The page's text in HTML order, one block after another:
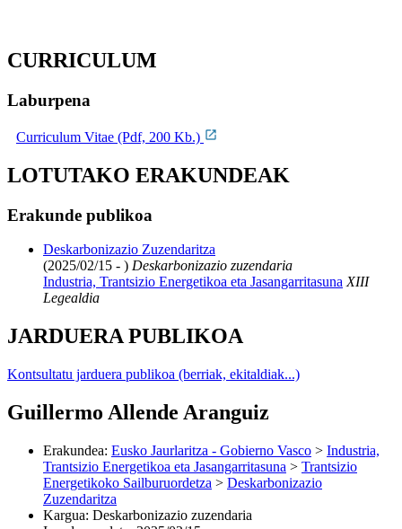
CURRICULUM
Laburpena
Curriculum Vitae (Pdf, 200 Kb.)
LOTUTAKO ERAKUNDEAK
Erakunde publikoa
Deskarbonizazio Zuzendaritza
(2025/02/15 - ) Deskarbonizazio zuzendaria
Industria, Trantsizio Energetikoa eta Jasangarritasuna XIII
Legealdia
JARDUERA PUBLIKOA
Kontsultatu jarduera publikoa (berriak, ekitaldiak...)
Guillermo Allende Aranguiz
Erakundea: Eusko Jaurlaritza - Gobierno Vasco > Industria,
Trantsizio Energetikoa eta Jasangarritasuna > Trantsizio
Energetikoko Sailburuordetza > Deskarbonizazio
Zuzendaritza
Kargua: Deskarbonizazio zuzendaria